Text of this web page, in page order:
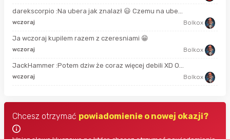
darekscorpio :Na ubera jak znalazł 😃 Czemu na ube...
wczoraj Bolkox
Ja wczoraj kupilem razem z czeresniami 😁
wczoraj Bolkox
JackHammer :Potem dziw że coraz więcej debili XD O...
wczoraj Bolkox
Chcesz otrzymać powiadomienie o nowej okazji?